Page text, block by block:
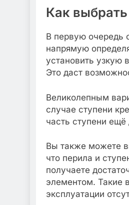
Как
В первую очередь
напрямую
установить узкую
Это даст
Великолепным
случае ступени
часть ступени ещё
Вы также можете
что перила и
получаете
элементом. Такие
эксплуатации